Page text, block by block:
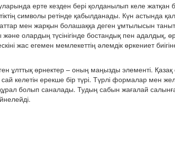
ерте кезден бері қолданылып келе жатқан
символы ретінде қабылданады. Күн астында
мен жарқын болашаққа деген ұмтылысын
олардың түсінігінде бостандық пен адалдық,
жас егемен мемлекеттің әлемдік өркениет
ұлттық өрнектер – оның маңызды элементі.
келетін ерекше бір түрі. Түрлі формалар мен
болып саналады. Тудың сабын жағалай